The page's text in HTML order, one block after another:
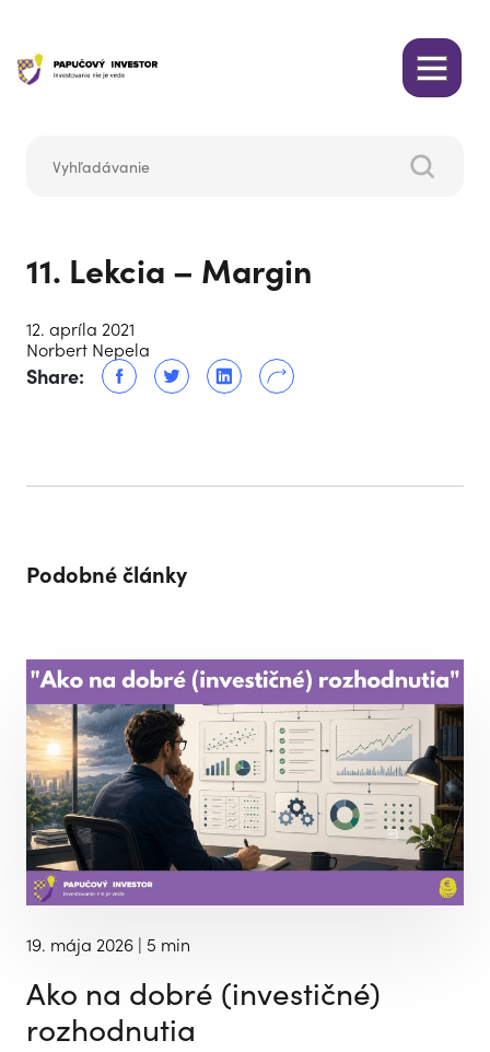
11. Lekcia – Margin
12. apríla 2021
Norbert Nepela
Share:
Podobné články
19. mája 2026 | 5 min
Ako na dobré (investičné)
rozhodnutia